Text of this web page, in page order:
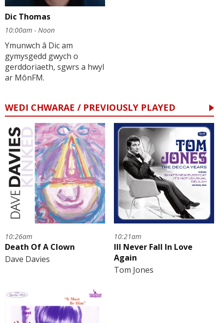
Dic Thomas
10:00am - Noon
Ymunwch â Dic am
gymysgedd gwych o
gerddoriaeth, sgwrs a hwyl
ar MônFM.
WEDI CHWARAE / PREVIOUSLY PLAYED
10:26am
Death Of A Clown
Dave Davies
10:21am
Ill Never Fall In Love
Again
Tom Jones